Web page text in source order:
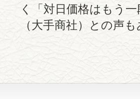
く「対日価格はもう
（大手商社）との声も